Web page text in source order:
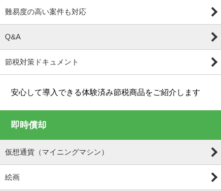
難易度の高い案件も対応
Q&A
節税対策ドキュメント
安心して導入できる体験済み節税商品をご紹介します
即時償却
仮想通貨（マイニングマシン）
絵画